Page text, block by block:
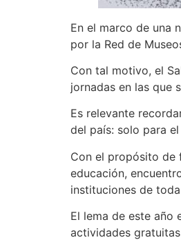
En el marco de una
por la Red de
Con tal motivo, el
jornadas en las que
Es relevante
del país: solo para
Con el propósito de
educación,
instituciones de
El lema de este año
actividades